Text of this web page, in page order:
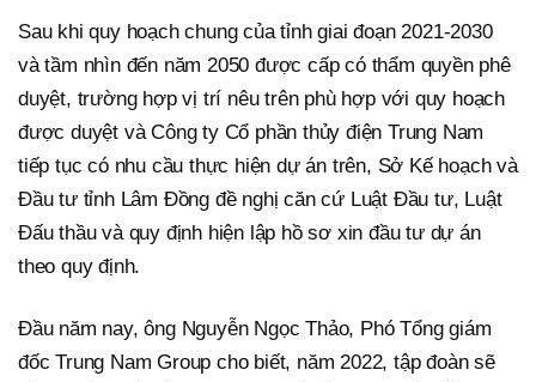
Sau khi quy hoạch chung của tỉnh giai đoạn 2021-2030
và tầm nhìn đến năm 2050 được cấp có thẩm quyền phê
duyệt, trường hợp vị trí nêu trên phù hợp với quy hoạch
được duyệt và Công ty Cổ phần thủy điện Trung Nam
tiếp tục có nhu cầu thực hiện dự án trên, Sở Kế hoạch và
Đầu tư tỉnh Lâm Đồng đề nghị căn cứ Luật Đầu tư, Luật
Đấu thầu và quy định hiện lập hồ sơ xin đầu tư dự án
theo quy định.
Đầu năm nay, ông Nguyễn Ngọc Thảo, Phó Tổng giám
đốc Trung Nam Group cho biết, năm 2022, tập đoàn sẽ